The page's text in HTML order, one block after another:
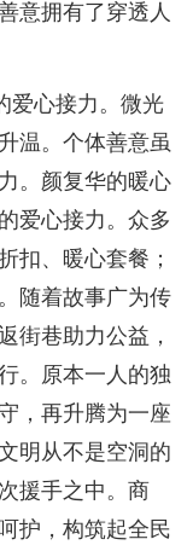
意拥有了穿透人
爱心接力。微光
温。个体善意虽
。颜复华的暖心
爱心接力。众多
扣、暖心套餐；
随着故事广为传
街巷助力公益，
。原本一人的独
，再升腾为一座
明从不是空洞的
援手之中。商
护，构筑起全民